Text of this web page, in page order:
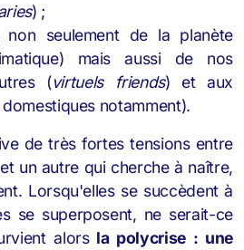
) ;
non seulement de la planète
mais aussi de nos
(virtuels friends) et aux
notamment).
de très fortes tensions entre
un autre qui cherche à naître,
Lorsqu'elles se succèdent à
se superposent, ne serait-ce
alorsla polycrise : une